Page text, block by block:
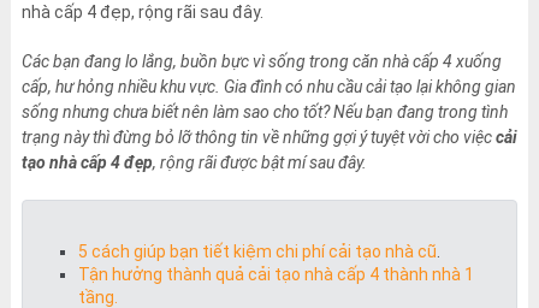
nhà cấp 4 đẹp, rộng rãi sau đây.
Các bạn đang lo lắng, buồn bực vì sống trong căn nhà cấp 4 xuống
cấp, hư hỏng nhiều khu vực. Gia đình có nhu cầu cải tạo lại không gian
sống nhưng chưa biết nên làm sao cho tốt? Nếu bạn đang trong tình
trạng này thì đừng bỏ lỡ thông tin về những gợi ý tuyệt vời cho việccải
tạo nhà cấp 4 đẹp, rộng rãi được bật mí sau đây.
5 cách giúp bạn tiết kiệm chi phí cải tạo nhà cũ
Tận hưởng thành quả cải tạo nhà cấp 4 thành nhà 1
tầng.